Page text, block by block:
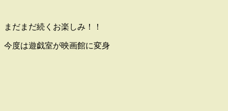
まだまだ続くお楽しみ！！
今度は遊戯室が映画館に変身